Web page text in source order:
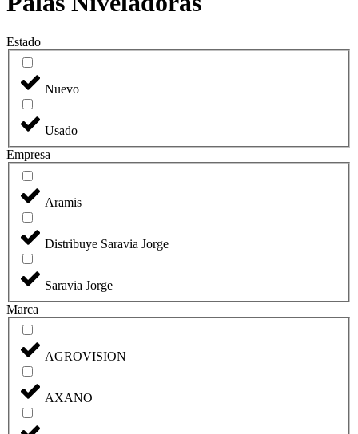
Estado
Nuevo
Usado
Empresa
Aramis
Distribuye Saravia Jorge
Saravia Jorge
Marca
AGROVISION
AXANO